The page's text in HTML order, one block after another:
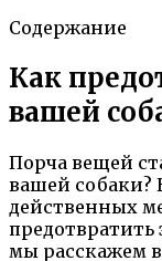
Содержание
Как
вашей
Порча вещей
вашей собаки?
действенных
предотвратить
мы расскажем